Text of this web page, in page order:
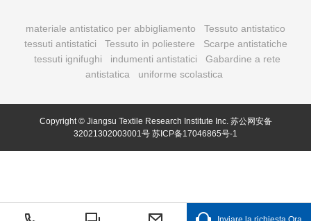
materiale antistatico per abbigliamento
Tessuto antistatico
tessuti antistatici
Tessuto in poliestere
Scarpe antistatiche
tessuti ignifughi
indumenti antistatici
Gabardine a rete
antistatica
uniforme scolastica
Copyright © Jiangsu Textile Research Institute Inc. 苏公网安备
32021302003001号 苏ICP备17046865号-1